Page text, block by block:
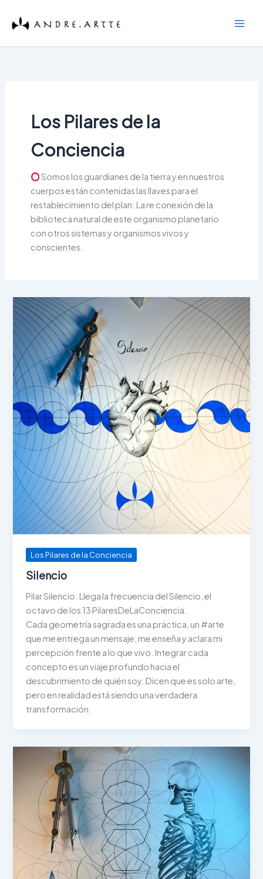
Los Pilares de la
Conciencia
Somos los guardianes de la tierra y en nuestros
cuerpos están contenidas las llaves para el
restablecimiento del plan: La re conexión de la
biblioteca natural de este organismo planetario
con otros sistemas y organismos vivos y
conscientes.
Los Pilares de la Conciencia
Silencio
Pilar Silencio: Llega la frecuencia del Silencio, el
octavo de los 13 PilaresDeLaConciencia.
Cada geometría sagrada es una práctica, un #arte
que me entrega un mensaje, me enseña y aclara mi
percepción frente a lo que vivo. Integrar cada
concepto es un viaje profundo hacia el
descubrimiento de quién soy. Dicen que es solo arte,
pero en realidad está siendo una verdadera
transformación.